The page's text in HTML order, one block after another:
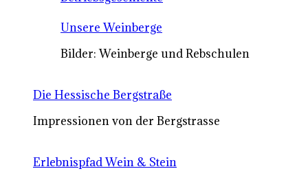
Unsere Weinberge
Bilder: Weinberge und Rebschulen
Die Hessische Bergstraße
Impressionen von der Bergstrasse
Erlebnispfad Wein & Stein